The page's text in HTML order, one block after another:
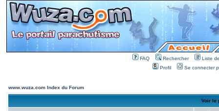
FAQ Rechercher
Liste
Profil
Se connecter
www.wuza.com Index du Forum
Voir le